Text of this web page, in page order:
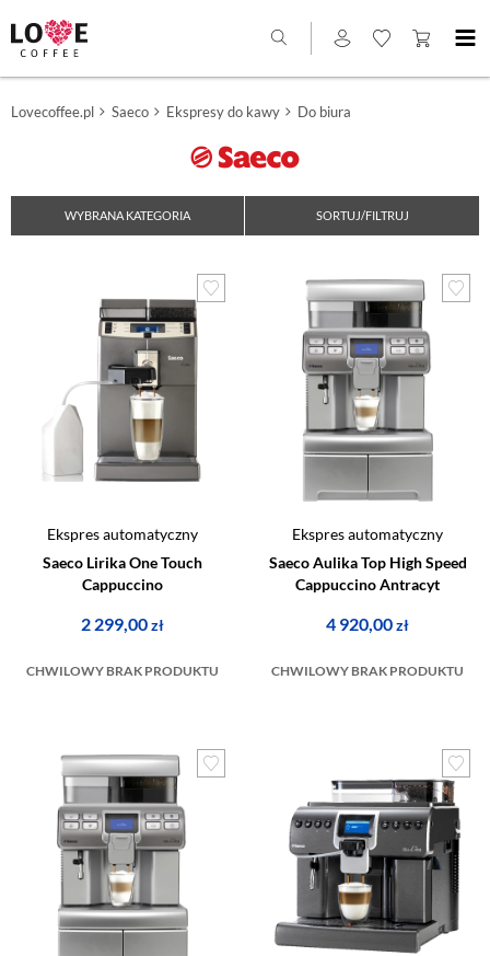
Lovecoffee.pl Saeco Ekspresy do kawy Do biura
WYBRANA KATEGORIA SORTUJ/FILTRUJ
Ekspres automatyczny
Saeco Lirika One Touch
Cappuccino
2 299,00zł
CHWILOWY BRAK PRODUKTU
Ekspres automatyczny
Saeco Aulika Top High Speed
Cappuccino Antracyt
4 920,00zł
CHWILOWY BRAK PRODUKTU